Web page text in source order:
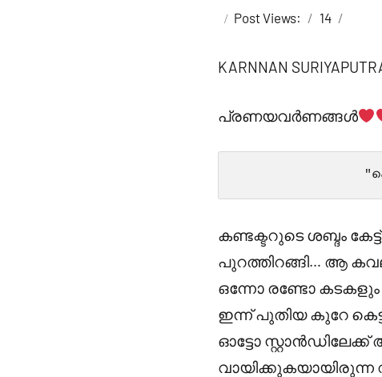
SURIYAPUTRAN
Post Views: 14
KARNNAN
പ്രണയവർണങ്ങൾ
കണ്ടക്ടറുടെ ശബ്ദം
പുറത്തിറങ്ങി… ആ
ഒന്നോ രണ്ടോ കടകളും
ഇന്ന് പുതിയ കുറേ
ഓട്ടോ